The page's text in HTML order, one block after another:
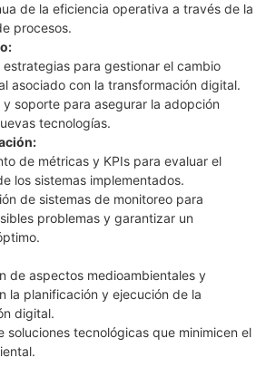
de la eficiencia operativa a través de la
procesos.
estrategias para gestionar el cambio
asociado con la transformación digital.
soporte para asegurar la adopción
tecnologías.
de métricas y KPIs para evaluar el
los sistemas implementados.
de sistemas de monitoreo para
problemas y garantizar un
de aspectos medioambientales y
la planificación y ejecución de la
digital.
soluciones tecnológicas que minimicen el